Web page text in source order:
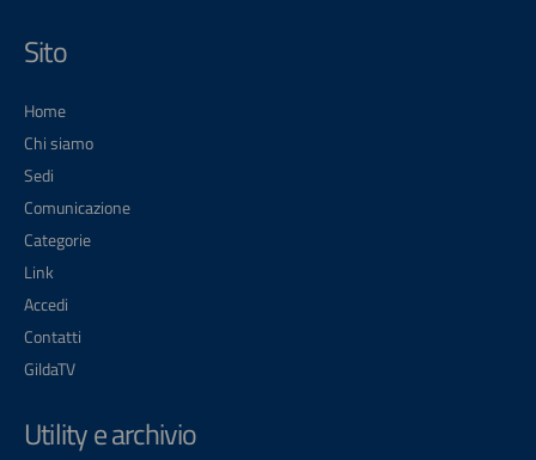
Sito
Home
Chi siamo
Sedi
Comunicazione
Categorie
Link
Accedi
Contatti
GildaTV
Utility e archivio